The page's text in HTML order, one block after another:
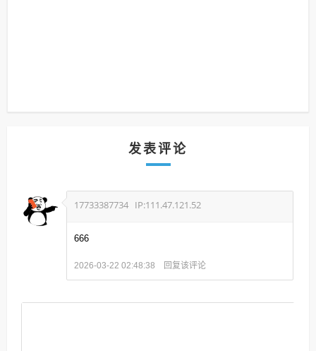
发表评论
17733387734 IP:111.47.121.52
666
2026-03-22 02:48:38 回复该评论